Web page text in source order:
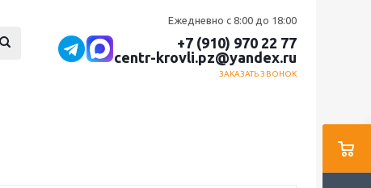
Ежедневно с 8:00 до 18:00
+7 (910) 970 22 77
centr-krovli.pz@yandex.ru
ЗАКАЗАТЬ ЗВОНОК